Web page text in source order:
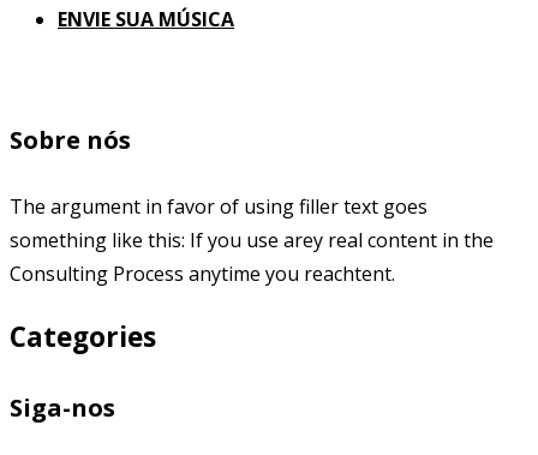
ENVIE SUA MÚSICA
Sobre nós
The argument in favor of using filler text goes
something like this: If you use arey real content in the
Consulting Process anytime you reachtent.
Categories
Siga-nos